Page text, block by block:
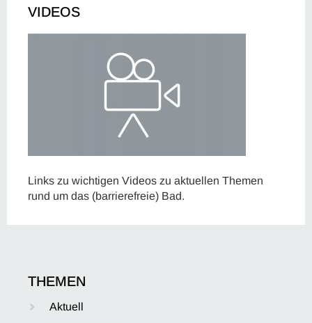
VIDEOS
Links zu wichtigen Videos zu aktuellen Themen
rund um das (barrierefreie) Bad.
THEMEN
Aktuell